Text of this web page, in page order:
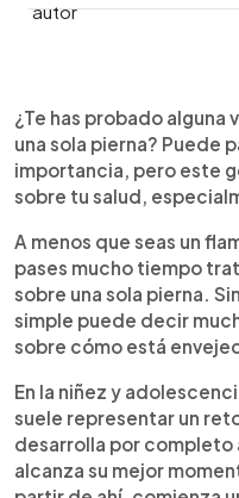
Escuchar
Mantener el
mucho más que un
salud general. Con el
de masa muscular, la
los cambios en el
resulte cada vez
muestran que un mal
mayor riesgo de
problemas de salud.
equilibrio puede
Incorporar ejercicios
ayuda a fortalecer el
envejecer.
¿Te has probado alguna
una sola pierna? Puede
importancia, pero este
sobre tu salud,
A menos que seas un
pases mucho tiempo
sobre una sola pierna.
simple puede decir
sobre cómo está
En la niñez y
suele representar un
desarrolla por completo
alcanza su mejor